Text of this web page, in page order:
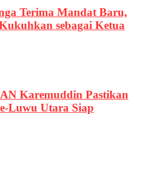
Terima Mandat Baru,
sebagai Ketua
Karemuddin Pastikan
Luwu Utara Siap